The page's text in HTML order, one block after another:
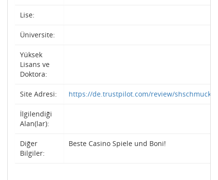
Lise:
Üniversite:
Yüksek
Lisans ve
Doktora:
Site Adresi: https://de.trustpilot.com/review/
İlgilendiği
Alan(lar):
Diğer
Bilgiler:
Beste Casino Spiele und Boni!